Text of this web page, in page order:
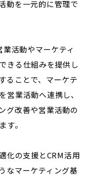
動を一元的に管理で
活動やマーケティ
きる仕組みを提供し
ることで、マーケテ
営業活動へ連携し、
グ改善や営業活動の
す。
化の支援とCRM活用
なマーケティング基